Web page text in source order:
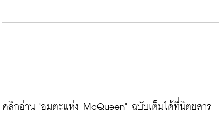
คลิกอ่าน "อมตะแห่ง McQueen" ฉบับเต็มได้ที่นิตยสาร